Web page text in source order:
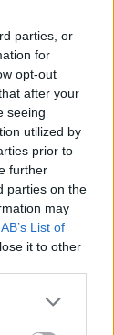
parties, or
for
opt-out
after your
seeing
utilized by
prior to
further
parties on the
may
List of
it to other